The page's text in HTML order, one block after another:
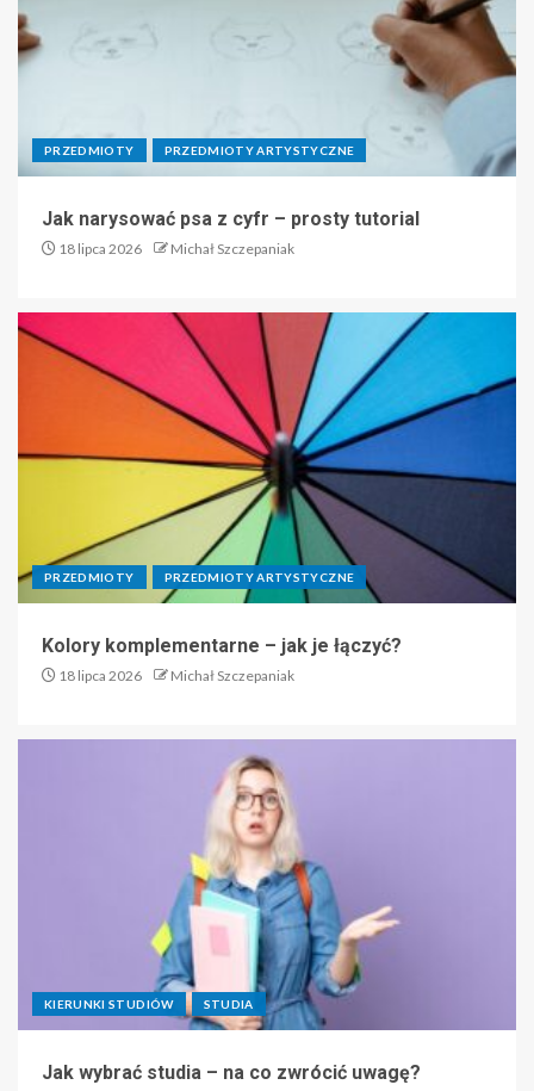
PRZEDMIOTY PRZEDMIOTY ARTYSTYCZNE
Jak narysować psa z cyfr – prosty tutorial
18 lipca 2026 Michał Szczepaniak
PRZEDMIOTY PRZEDMIOTY ARTYSTYCZNE
Kolory komplementarne – jak je łączyć?
18 lipca 2026 Michał Szczepaniak
KIERUNKI STUDIÓW STUDIA
Jak wybrać studia – na co zwrócić uwagę?